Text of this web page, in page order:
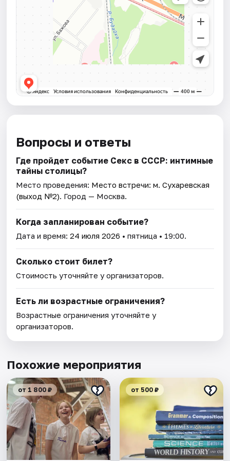
Вопросы и ответы
Где пройдет событие Секс в СССР: интимные
тайны столицы?
Место проведения: Место встречи: м. Сухаревская
(выход №2). Город — Москва.
Когда запланирован событие?
Дата и время:24 июля 2026 • пятница • 19:00.
Сколько стоит билет?
Стоимость уточняйте у организаторов.
Есть ли возрастные ограничения?
Возрастные ограничения уточняйте у
организаторов.
Похожие мероприятия
от 1 800 ₽ от 500 ₽